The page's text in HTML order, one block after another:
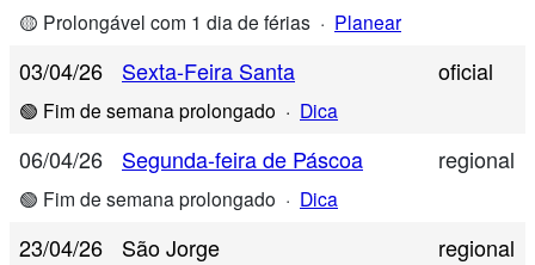
🟡 Prolongável com 1 dia de férias · Planear
03/04/26 Sexta-Feira Santa oficial
🟢 Fim de semana prolongado · Dica
06/04/26 Segunda-feira de Páscoa regional
🟢 Fim de semana prolongado · Dica
23/04/26 São Jorge regional